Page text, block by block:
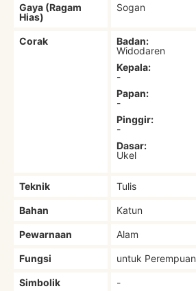
Gaya (Ragam
Hias)
Sogan
Corak
Badan:
Widodaren
Kepala:
-
Papan:
-
Pinggir:
-
Dasar:
Ukel
Teknik Tulis
Bahan Katun
Pewarnaan Alam
Fungsi untuk Perempuan
Simbolik -